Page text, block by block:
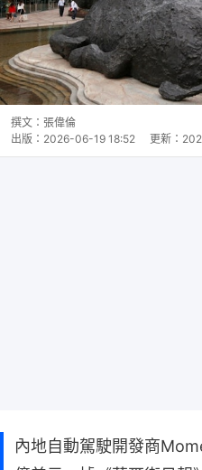
撰文： 張偉倫
出版： 2026-06-19 18:52 更新：
內地自動駕駛開發商